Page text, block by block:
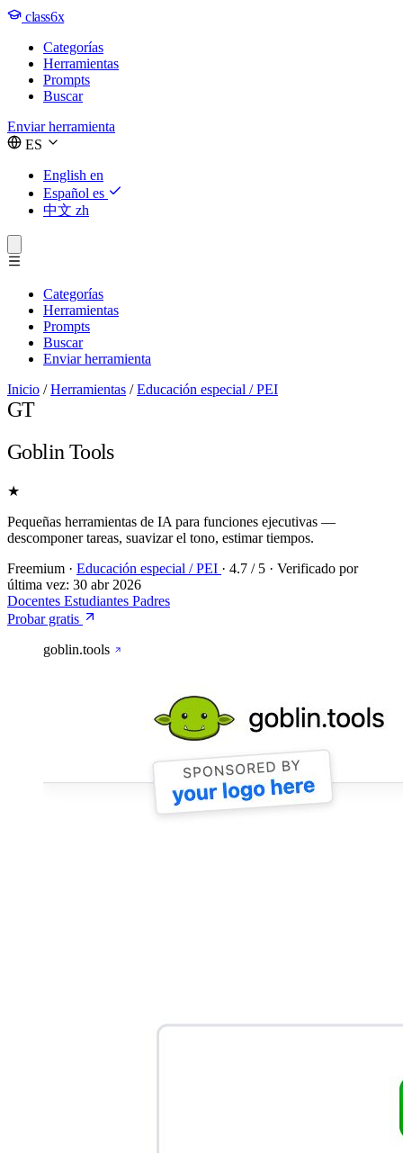
class6x
Categorías
Herramientas
Prompts
Buscar
Enviar herramienta
ES
English en
Español es
中文 zh
Categorías
Herramientas
Prompts
Buscar
Enviar herramienta
Inicio / Herramientas / Educación especial / PEI
GT
Goblin Tools
★
Pequeñas herramientas de IA para funciones ejecutivas —
descomponer tareas, suavizar el tono, estimar tiempos.
Freemium · Educación especial / PEI · 4.7 / 5 · Verificado por
última vez: 30 abr 2026
Docentes Estudiantes Padres
Probar gratis
goblin.tools